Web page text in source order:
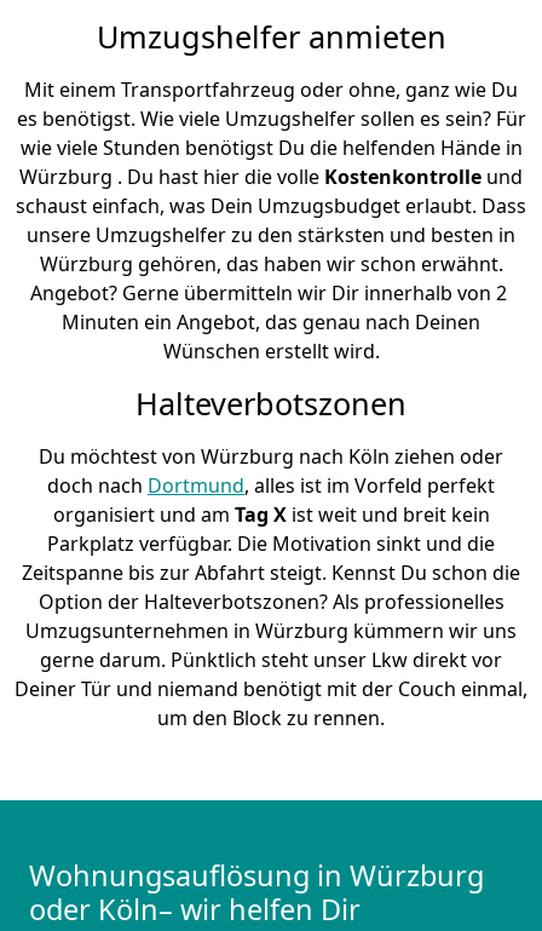
Umzugshelfer anmieten
Mit einem Transportfahrzeug oder ohne, ganz wie Du
es benötigst. Wie viele Umzugshelfer sollen es sein? Für
wie viele Stunden benötigst Du die helfenden Hände in
Würzburg . Du hast hier die volle Kostenkontrolle und
schaust einfach, was Dein Umzugsbudget erlaubt. Dass
unsere Umzugshelfer zu den stärksten und besten in
Würzburg gehören, das haben wir schon erwähnt.
Angebot? Gerne übermitteln wir Dir innerhalb von 2
Minuten ein Angebot, das genau nach Deinen
Wünschen erstellt wird.
Halteverbotszonen
Du möchtest von Würzburg nach Köln ziehen oder
doch nach Dortmund, alles ist im Vorfeld perfekt
organisiert und am Tag Xist weit und breit kein
Parkplatz verfügbar. Die Motivation sinkt und die
Zeitspanne bis zur Abfahrt steigt. Kennst Du schon die
Option der Halteverbotszonen? Als professionelles
Umzugsunternehmen in Würzburg kümmern wir uns
gerne darum. Pünktlich steht unser Lkw direkt vor
Deiner Tür und niemand benötigt mit der Couch einmal,
um den Block zu rennen.
Wohnungsauflösung in Würzburg
oder Köln– wir helfen Dir